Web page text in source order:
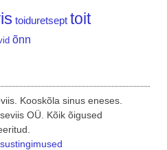
toiduretsept toit
õnn
Kooskõla sinus eneses.
OÜ. Kõik õigused